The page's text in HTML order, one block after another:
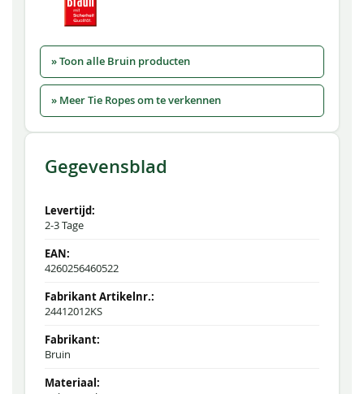
» Toon alle Bruin producten
» Meer Tie Ropes om te verkennen
Gegevensblad
2-3 Tage
4260256460522
24412012KS
Bruin